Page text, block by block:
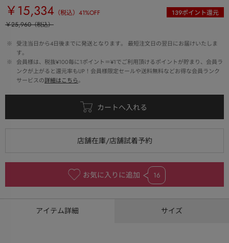
￥15,334 （税込） 41%OFF 139ポイント還元
￥25,960（税込）
※
受注当日から4日後までに発送となります。 最短注文日の翌日にお届けいたしま
す。
※
会員様は、税抜¥100毎に1ポイント＝¥1でご利用頂けるポイントが貯まり、会員ラ
ンクが上がると還元率もUP！会員様限定セールや送料無料などお得な会員ランク
サービスの詳細はこちら。
お気に入りに追加 16
アイテム詳細 サイズ